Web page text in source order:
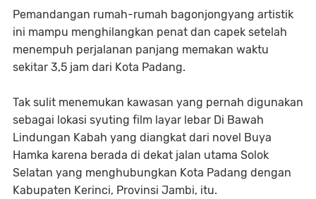
Pemandangan rumah-rumah bagonjongyang artistik
ini mampu menghilangkan penat dan capek setelah
menempuh perjalanan panjang memakan waktu
sekitar 3,5 jam dari Kota Padang.
Tak sulit menemukan kawasan yang pernah digunakan
sebagai lokasi syuting film layar lebar Di Bawah
Lindungan Kabah yang diangkat dari novel Buya
Hamka karena berada di dekat jalan utama Solok
Selatan yang menghubungkan Kota Padang dengan
Kabupaten Kerinci, Provinsi Jambi, itu.